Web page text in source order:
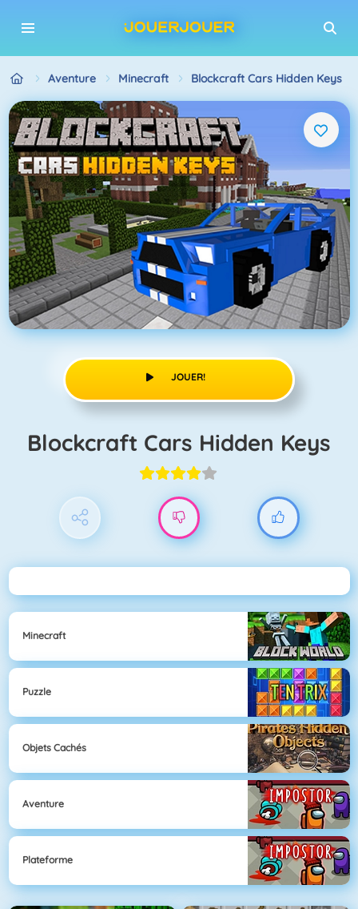
Aventure Minecraft Blockcraft Cars Hidden Keys
JOUER!
Blockcraft Cars Hidden Keys
Minecraft
Puzzle
Objets Cachés
Aventure
Plateforme